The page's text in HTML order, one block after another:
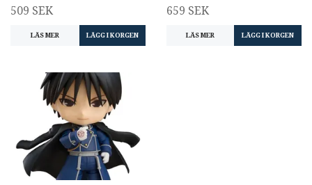
509 SEK
LÄS MER
659 SEK
LÄS MER LÄGG I KORGEN